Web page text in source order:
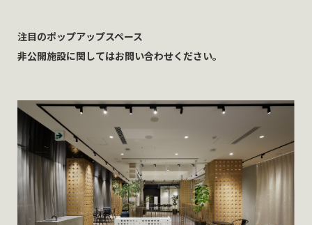
注目のポップアップスペース
非公開施設に関してはお問い合わせください。